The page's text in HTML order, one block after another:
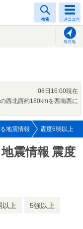
検索 メニュー
現在地
08日16:00現在
西北西約180kmを西南西に
地震情報 震度6弱以上
震情報 震度
以上 5強以上